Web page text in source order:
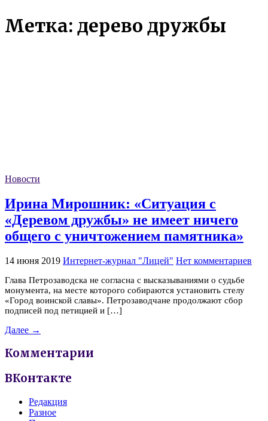
Метка: дерево дружбы
Новости
Ирина Мирошник: «Ситуация с
«Деревом дружбы» не имеет ничего
общего с уничтожением памятника»
14 июня 2019 Интернет-журнал "Лицей" Нет комментариев
Глава Петрозаводска не согласна с высказываниями о судьбе
монумента, на месте которого собираются установить стелу
«Город воинской славы». Петрозаводчане продолжают сбор
подписей под петицией и […]
Далее →
Комментарии
ВКонтакте
Редакция
Разное